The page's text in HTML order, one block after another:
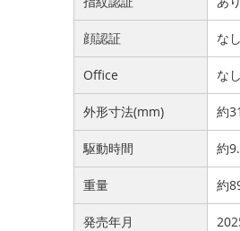
顔認証 なし
Office なし
外形寸法(mm) 約
駆動時間 約
重量 約
発売年月